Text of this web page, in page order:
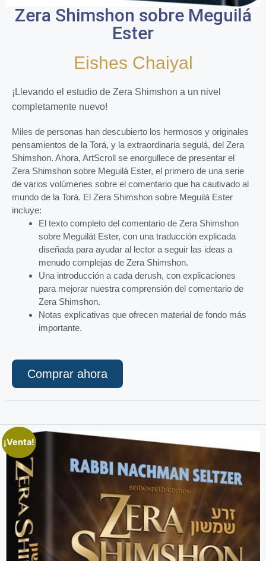
Zera Shimshon sobre Meguilá
Ester
Eishes Chaiyal
¡Llevando el estudio de Zera Shimshon a un nivel
completamente nuevo!
Miles de personas han descubierto los hermosos y originales
pensamientos de la Torá, y la extraordinaria segulá, del Zera
Shimshon. Ahora, ArtScroll se enorgullece de presentar el
Zera Shimshon sobre Meguilá Ester, el primero de una serie
de varios volúmenes sobre el comentario que ha cautivado al
mundo de la Torá. El Zera Shimshon sobre Meguilá Ester
incluye:
El texto completo del comentario de Zera Shimshon
sobre Meguilát Ester, con una traducción explicada
diseñada para ayudar al lector a seguir las ideas a
menudo complejas de Zera Shimshon.
Una introducción a cada derush, con explicaciones
para mejorar nuestra comprensión del comentario de
Zera Shimshon.
Notas explicativas que ofrecen material de fondo más
importante.
Comprar ahora
¡Venta!